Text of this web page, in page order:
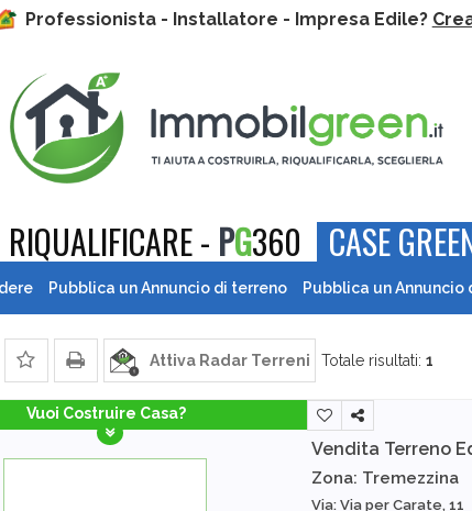
Professionista - Installatore - Impresa Edile?
RIQUALIFICARE - PG360 CASE
Pubblica un Annuncio di terreno Pubblica un Annuncio
Attiva Radar Terreni Totale risultati: 1
Vuoi Costruire Casa?
Vendita Terreno
Zona: Tremezzina
Via: Via per Carate, 11